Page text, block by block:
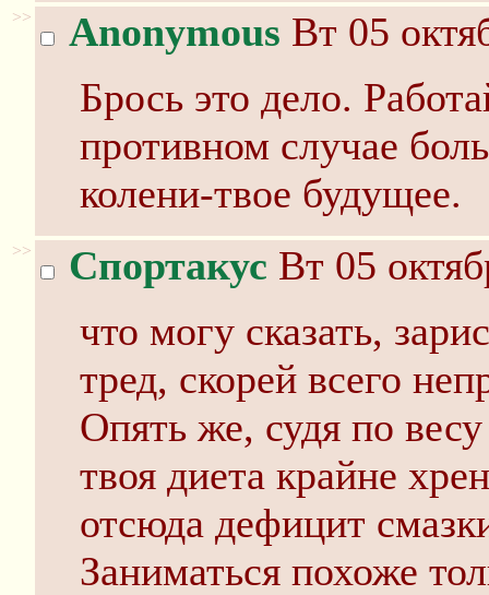
>> Anonymous Вт 05
Брось это дело.
противном случае
колени-твое будущее.
>> Спортакус Вт 05
что могу сказать,
тред, скорей всего
Опять же, судя по
твоя диета крайне
отсюда дефицит
Заниматься похоже